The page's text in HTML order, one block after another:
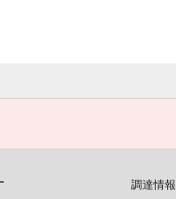
調達情報